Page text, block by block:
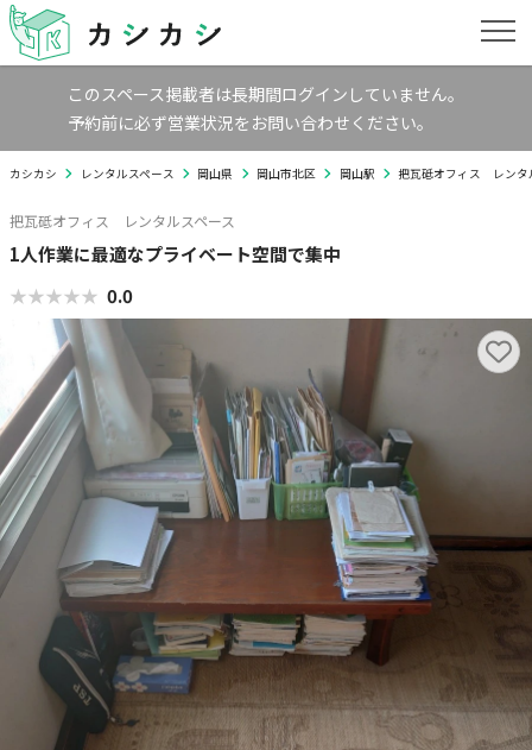
このスペース掲載者は長期間ログインしていません。
予約前に必ず営業状況をお問い合わせください。
カシカシ レンタルスペース 岡山県 岡山市北区 岡山駅 把瓦砥オフィス レンタ
把瓦砥オフィス レンタルスペース
1人作業に最適なプライベート空間で集中
★★★★★
★★★★★ 0.0